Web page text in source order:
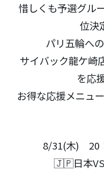
惜しくも予選グル
位決
パリ五輪へ
サイバック龍ケ崎
を応
お得な応援メニュ
8/31(木) 20
🇯🇵日本VS